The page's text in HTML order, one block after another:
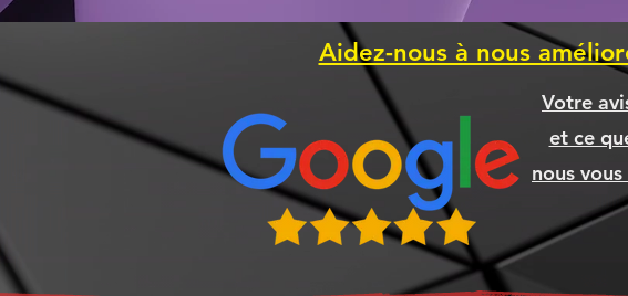
Aidez-nous à nous
Votre
et ce
nous